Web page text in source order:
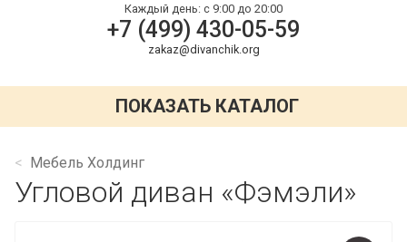
Каждый день: с 9:00 до 20:00
+7 (499) 430-05-59
zakaz@divanchik.org
ПОКАЗАТЬ КАТАЛОГ
Мебель Холдинг
Угловой диван «Фэмэли»